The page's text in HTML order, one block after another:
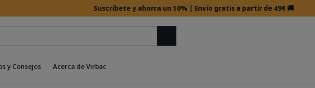
Suscríbete y ahorra un 10% | Envío gratis a partir de 49€ 🚚
y Consejos Acerca de Virbac